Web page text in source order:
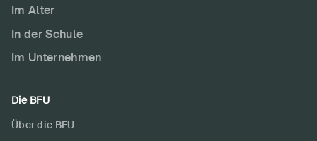
Im Alter
In der Schule
Im Unternehmen
Die BFU
Über die BFU